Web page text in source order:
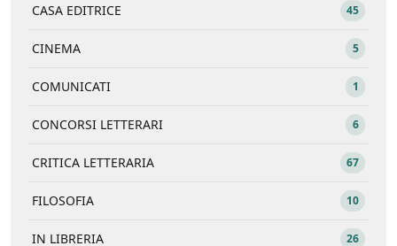
CASA EDITRICE 45
CINEMA 5
COMUNICATI 1
CONCORSI LETTERARI 6
CRITICA LETTERARIA 67
FILOSOFIA 10
IN LIBRERIA 26